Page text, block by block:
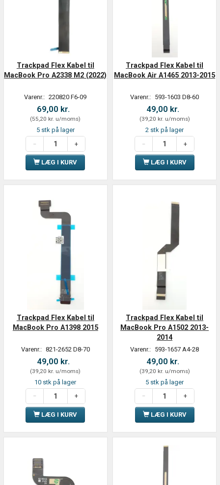
Trackpad Flex Kabel til
MacBook Pro A2338 M2 (2022)
Varenr.: 220820 F6-09
69,00 kr.
(55,20 kr. u/moms)
5 stk på lager
LÆG I KURV
Trackpad Flex Kabel til
MacBook Air A1465 2013-2015
Varenr.: 593-1603 D8-60
49,00 kr.
(39,20 kr. u/moms)
2 stk på lager
LÆG I KURV
Trackpad Flex Kabel til
MacBook Pro A1398 2015
Varenr.: 821-2652 D8-70
49,00 kr.
(39,20 kr. u/moms)
10 stk på lager
LÆG I KURV
Trackpad Flex Kabel til
MacBook Pro A1502 2013-
2014
Varenr.: 593-1657 A4-28
49,00 kr.
(39,20 kr. u/moms)
5 stk på lager
LÆG I KURV